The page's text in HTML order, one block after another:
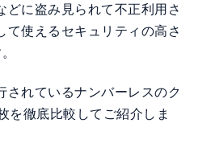
どに盗み見られて不正利用さ
て使えるセキュリティの高さ
されているナンバーレスのク
を徹底比較してご紹介しま